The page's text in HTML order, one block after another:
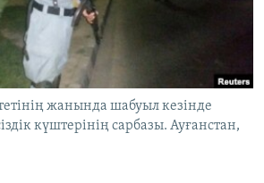
жанында шабуыл кезінде
күштерінің сарбазы. Ауғанстан,